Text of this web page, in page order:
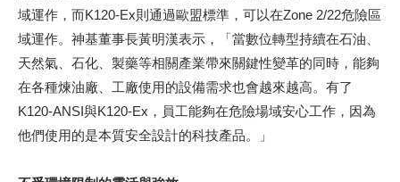
域運作，而K120-Ex則通過歐盟標準，可以在Zone 2/22危險區
域運作。神基董事長黃明漢表示，「當數位轉型持續在石油、
天然氣、石化、製藥等相關產業帶來關鍵性變革的同時，能夠
在各種煉油廠、工廠使用的設備需求也會越來越高。有了
K120-ANSI與K120-Ex，員工能夠在危險場域安心工作，因為
他們使用的是本質安全設計的科技產品。」